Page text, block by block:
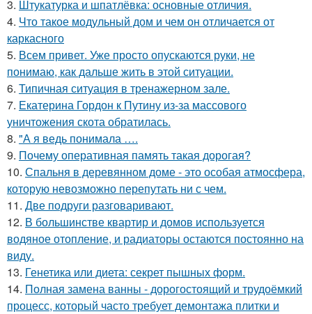
3. Штукатурка и шпатлёвка: основные отличия.
4. Что такое модульный дом и чем он отличается от
каркасного
5. Всем привет. Уже просто опускаются руки, не
понимаю, как дальше жить в этой ситуации.
6. Типичная ситуация в тренажерном зале.
7. Екатерина Гордон к Путину из-за массового
уничтожения скота обратилась.
8. "А я ведь понимала ….
9. Почему оперативная память такая дорогая?
10. Спальня в деревянном доме - это особая атмосфера,
которую невозможно перепутать ни с чем.
11. Две подруги разговаривают.
12. В большинстве квартир и домов используется
водяное отопление, и радиаторы остаются постоянно на
виду.
13. Генетика или диета: секрет пышных форм.
14. Полная замена ванны - дорогостоящий и трудоёмкий
процесс, который часто требует демонтажа плитки и